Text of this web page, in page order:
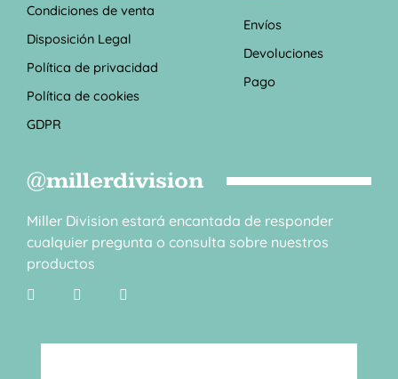
Condiciones de venta
Disposición Legal
Política de privacidad
Política de cookies
GDPR
Envíos
Devoluciones
Pago
@millerdivision
Miller Division estará encantada de responder
cualquier pregunta o consulta sobre nuestros
productos